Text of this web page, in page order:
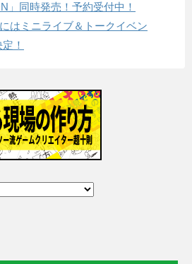
」同時発売！予約受付中！
はミニライブ＆トークイベン
！